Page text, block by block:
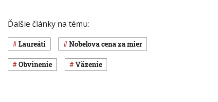
Ďalšie články na tému:
laureáti Nobelova cena za mier
obvinenie väzenie